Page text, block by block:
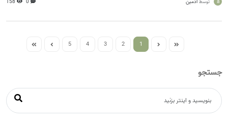
توسط
1
2
3
4
5
جستجو